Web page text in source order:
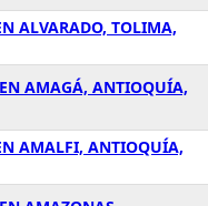
ALVARADO, TOLIMA,
AMAGÁ, ANTIOQUÍA,
AMALFI, ANTIOQUÍA,